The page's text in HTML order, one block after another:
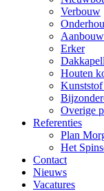
Verbouw
Erker
Houten
Overige
Referenties
Plan
Het
Contact
Nieuws
Vacatures